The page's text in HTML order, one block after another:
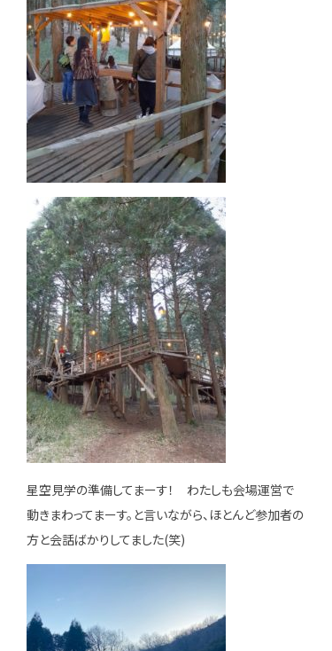
星空見学の準備してまーす！ わたしも会場運営で
動きまわってまーす。と言いながら、ほとんど参加者の
方と会話ばかりしてました(笑)